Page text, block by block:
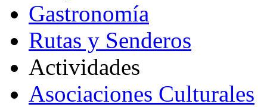
Gastronomía
Rutas y Senderos
Actividades
Asociaciones Culturales